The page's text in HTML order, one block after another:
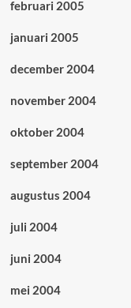
februari 2005
januari 2005
december 2004
november 2004
oktober 2004
september 2004
augustus 2004
juli 2004
juni 2004
mei 2004